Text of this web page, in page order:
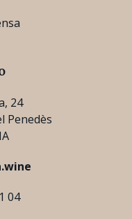
24
Penedès
04